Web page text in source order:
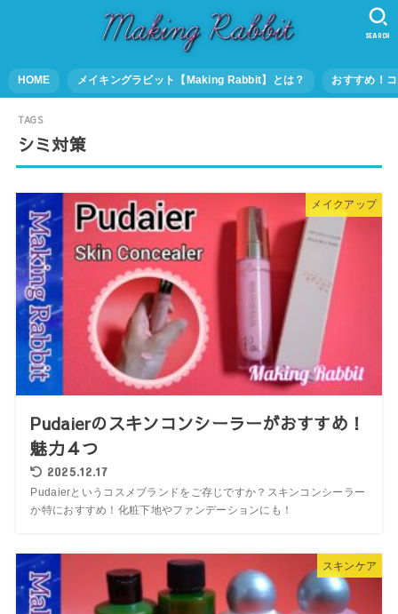
HOME メイキングラビット【Making Rabbit】とは？ おすすめ！
SEARCH
シミ対策
メイクアップ
Pudaierのスキンコンシーラーがおすすめ！
魅力４つ
2025.12.17
Pudaierというコスメブランドをご存じですか？スキンコンシーラー
か特におすすめ！化粧下地やファンデーションにも！
スキンケア